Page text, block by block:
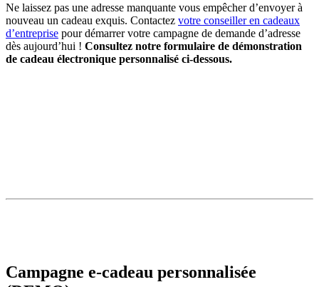
Ne laissez pas une adresse manquante vous empêcher d’envoyer à
nouveau un cadeau exquis. Contactez votre conseiller en cadeaux
d’entreprise pour démarrer votre campagne de demande d’adresse
dès aujourd’hui ! Consultez notre formulaire de démonstration
de cadeau électronique personnalisé ci-dessous.
Campagne e-cadeau personnalisée